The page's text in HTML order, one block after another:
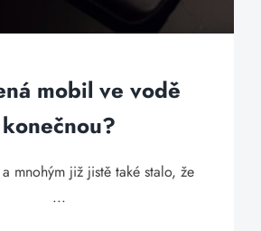
mobil ve vodě
konečnou?
mnohým již jistě také stalo, že
...